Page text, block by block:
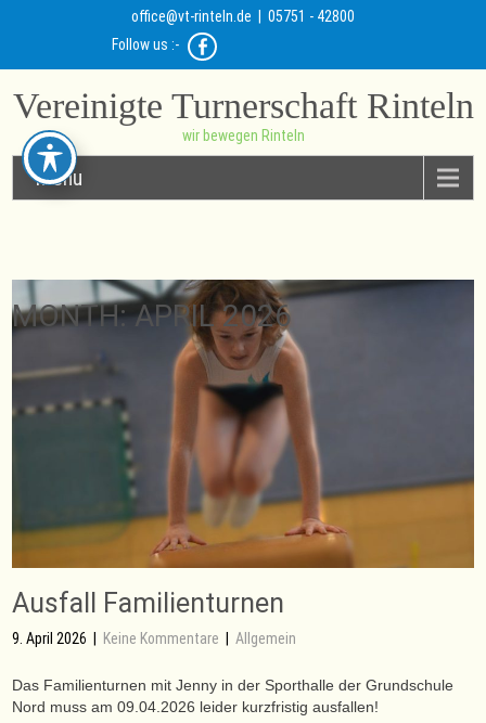
office@vt-rinteln.de | 05751 - 42800
Follow us :-
Vereinigte Turnerschaft Rinteln
wir bewegen Rinteln
Menu
MONTH:APRIL 2026
Ausfall Familienturnen
9. April 2026 Keine Kommentare |Allgemein
Das Familienturnen mit Jenny in der Sporthalle der Grundschule
Nord muss am 09.04.2026 leider kurzfristig ausfallen!